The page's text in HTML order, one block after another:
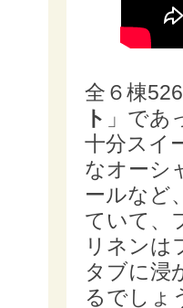
全６棟
ト 」であ
十分スイ
なオーシ
ールなど
ていて、
リネンは
タブに浸
るでしょ